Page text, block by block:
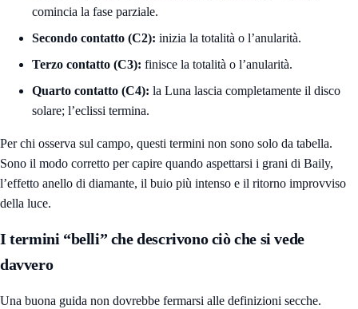
comincia la fase parziale.
Secondo contatto (C2): inizia la totalità o l’anularità.
Terzo contatto (C3): finisce la totalità o l’anularità.
Quarto contatto (C4): la Luna lascia completamente il disco
solare; l’eclissi termina.
Per chi osserva sul campo, questi termini non sono solo da tabella.
Sono il modo corretto per capire quando aspettarsi i grani di Baily,
l’effetto anello di diamante, il buio più intenso e il ritorno improvviso
della luce.
I termini “belli” che descrivono ciò che si vede
davvero
Una buona guida non dovrebbe fermarsi alle definizioni secche.